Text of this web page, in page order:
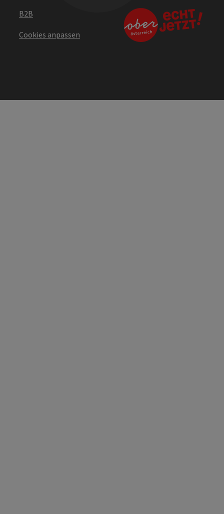
B2B
Cookies anpassen